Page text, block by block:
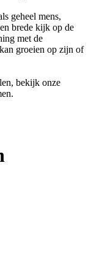
geheel mens,
brede kijk op de
met de
groeien op zijn of
bekijk onze